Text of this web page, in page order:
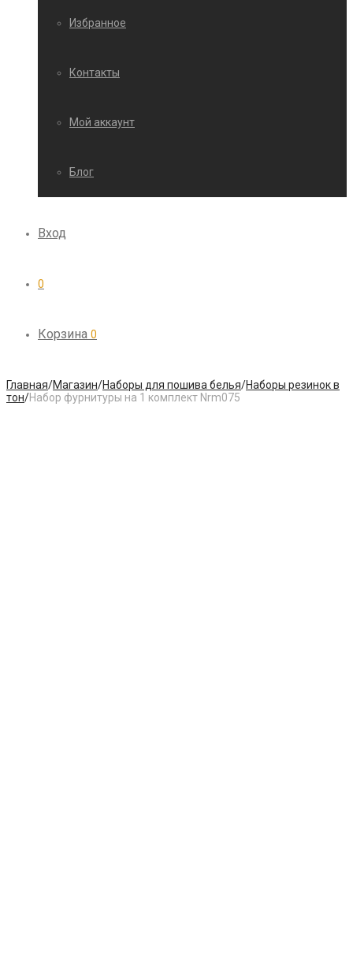
Избранное
Контакты
Мой аккаунт
Блог
Вход
0
Корзина 0
Главная/Магазин/Наборы для пошива белья/Наборы резинок в
тон/Набор фурнитуры на 1 комплект Nrm075